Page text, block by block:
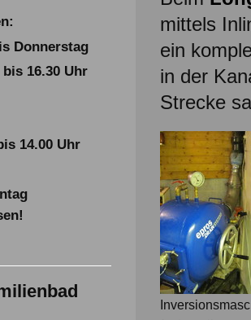
mittels
ein
in der
Strecke
Donnerstag
16.30 Uhr
14.00 Uhr